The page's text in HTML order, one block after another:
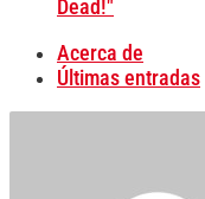
Dead!"
Acerca de
Últimas entradas